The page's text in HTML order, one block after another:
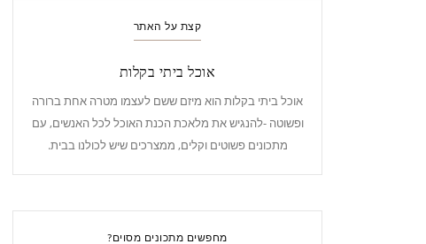
קצת על האתר
אוכל ביתי בקלות
אוכל ביתי בקלות הוא מיזם ששם לעצמו מטרה אחת ברורה
ופשוטה -להנגיש את מלאכת הכנת האוכל לכל האנשים, עם
מתכונים פשוטים וקלים, ממצרכים שיש לכולנו בבית.
מחפשים מתכונים מסוים?